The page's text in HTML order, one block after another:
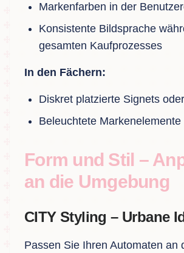
Markenfarben in der
Konsistente Bildsprache
gesamten Kaufprozesses
In den Fächern:
Diskret platzierte Signets
Beleuchtete Markenelemente
Form und Stil –
an die Umgebung
CITY Styling – Urbane
Passen Sie Ihren Automaten an